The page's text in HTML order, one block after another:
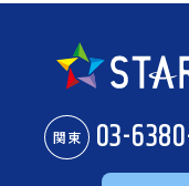
関東 03-